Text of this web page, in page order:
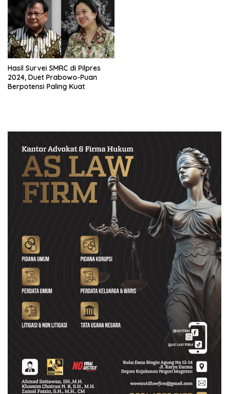
Hasil Survei SMRC di Pilpres
2024, Duet Prabowo-Puan
Berpotensi Paling Kuat